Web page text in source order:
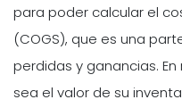
para poder calcular el
(COGS), que es una
perdidas y ganancias.
sea el valor de su